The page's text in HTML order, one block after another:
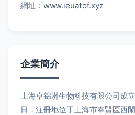
網址： www.ieuatof.xyz
企業簡介
上海卓錦洲生物科技有限公司成
日，注冊地位于上海市奉賢區西